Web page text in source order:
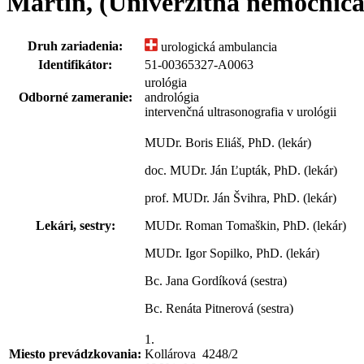
Druh zariadenia:
urologická ambulancia
Identifikátor:
51-00365327-A0063
Odborné zameranie:
urológia
andrológia
intervenčná ultrasonografia v urológii
Lekári, sestry:
MUDr. Boris Eliáš, PhD. (lekár)
doc. MUDr. Ján Ľupták, PhD. (lekár)
prof. MUDr. Ján Švihra, PhD. (lekár)
MUDr. Roman Tomaškin, PhD. (lekár)
MUDr. Igor Sopilko, PhD. (lekár)
Bc. Jana Gordíková (sestra)
Bc. Renáta Pitnerová (sestra)
Miesto prevádzkovania:
1.
Kollárova 4248/2